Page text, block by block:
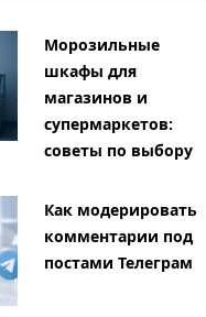
Морозильные
шкафы для
магазинов и
супермаркетов:
советы по выбору
Как модерировать
комментарии под
постами Телеграм